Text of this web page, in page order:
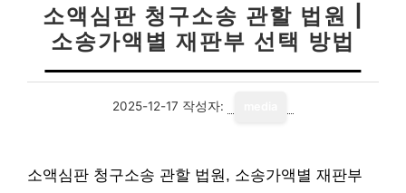
소액심판 청구소송 관할 법원 |
소송가액별 재판부 선택 방법
2025-12-17 작성자:
소액심판 청구소송 관할 법원, 소송가액별 재판부